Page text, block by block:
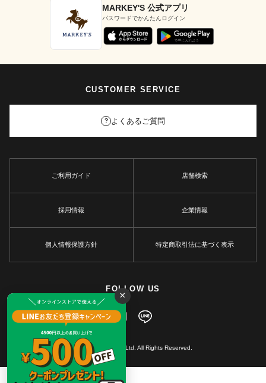
×
MARKEY'S 公式アプリ
パスワードでかんたんログイン
CUSTOMER SERVICE
? よくあるご質問
ご利用ガイド 店舗検索
採用情報 企業情報
個人情報保護方針 特定商取引法に基づく表示
FOLLOW US
© MARKEY'S Co., Ltd. All Rights Reserved.